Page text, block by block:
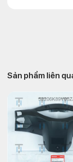
Sản phẩm liên